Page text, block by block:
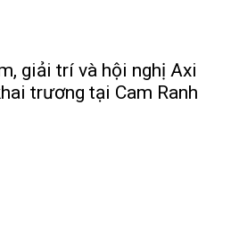
giải trí và hội nghị Axi
trương tại Cam Ranh